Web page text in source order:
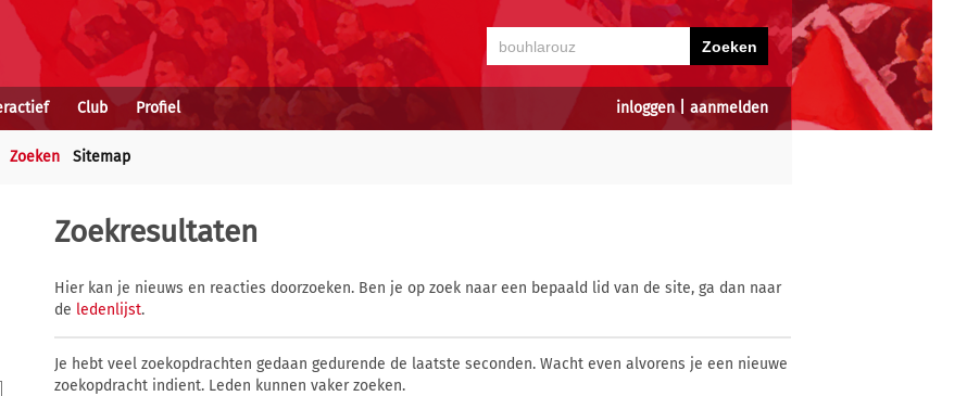
inloggen| aanmelden
Club Profiel
Zoeken Sitemap
Zoekresultaten
Hier kan je nieuws en reacties doorzoeken. Ben je op zoek naar een bepaald lid van de site, ga dan naar
de ledenlijst.
Je hebt veel zoekopdrachten gedaan gedurende de laatste seconden. Wacht even alvorens je een nieuwe
zoekopdracht indient. Leden kunnen vaker zoeken.